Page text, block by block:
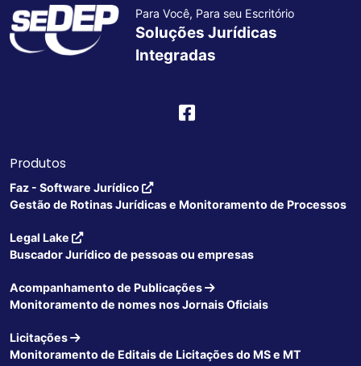
Para Você, Para seu Escritório
Soluções Jurídicas
Integradas
Produtos
Faz - Software Jurídico
Gestão de Rotinas Jurídicas e Monitoramento de Processos
Legal Lake
Buscador Jurídico de pessoas ou empresas
Acompanhamento de Publicações
Monitoramento de nomes nos Jornais Oficiais
Licitações
Monitoramento de Editais de Licitações do MS e MT